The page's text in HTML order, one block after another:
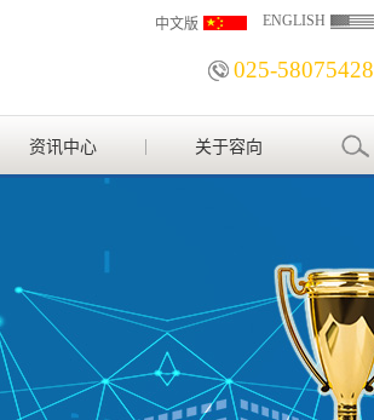
025-58075428
中文版 ENGLISH
资讯中心 关于容向